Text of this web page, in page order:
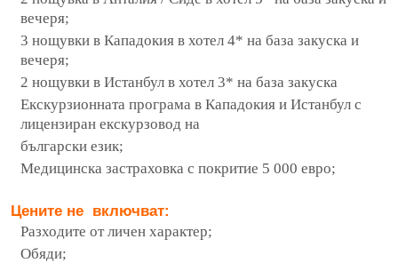
вечеря;
3 нощувки в Кападокия в хотел 4* на база закуска и
вечеря;
2 нощувки в Истанбул в хотел 3* на база закуска
Екскурзионната програма в Кападокия и Истанбул с
лицензиран екскурзовод на
български език;
Медицинска застраховка с покритие 5 000 евро;
Цените не включват:
Разходите от личен характер;
Обяди;